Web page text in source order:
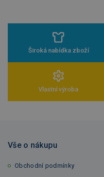
Široká nabídka zboží
Vlastní výroba
Vše o nákupu
Obchodní podmínky